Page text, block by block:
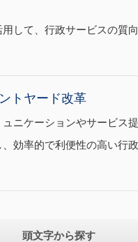
して、行政サービスの質
トヤード改革
ニケーションやサービス
効率的で利便性の高い行
頭文字から探す